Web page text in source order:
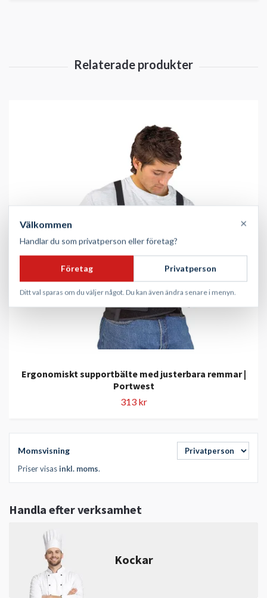
Momsvisning
Priser visasinkl. moms.
Handla efter verksamhet
Kockar
Ergonomiskt supportbälte med justerbara remmar |
Portwest
313 kr
Välkommen ×
Handlar du som privatperson eller företag?
Företag Privatperson
Ditt val sparas om du väljer något. Du kan även ändra senare i menyn.